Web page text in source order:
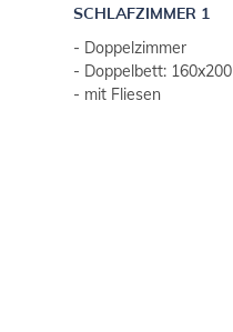
SCHLAFZIMMER 1
- Doppelzimmer
- Doppelbett: 160x200
- mit Fliesen